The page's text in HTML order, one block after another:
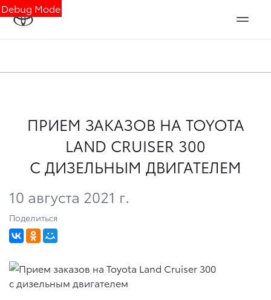
Debug Mode
ПРИЕМ ЗАКАЗОВ НА TOYOTA
LAND CRUISER 300
C ДИЗЕЛЬНЫМ ДВИГАТЕЛЕМ
10 августа 2021 г.
Поделиться